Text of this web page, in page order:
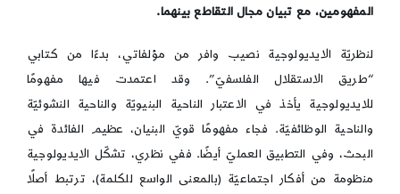
المفهومين، مع تبيان مجال التقاطع بينهما.
لنظريّة الايديولوجية نصيب وافر من مؤلفاتي، بدءًا من كتابي
“طريق الاستقلال الفلسفيّ”. وقد اعتمدت فيها مفهومًا
للايديولوجية يأخذ في الاعتبار الناحية البنيويّة والناحية النشوئيّة
والناحية الوظائفيّة. فجاء مفهومًا قويّ البنيان، عظيم الفائدة في
البحث، وفي التطبيق العمليّ أيضًا. ففي نظري، تشكّل الايديولوجية
منظومة من أفكار اجتماعيّة (بالمعنى الواسع للكلمة)، ترتبط أصلًا